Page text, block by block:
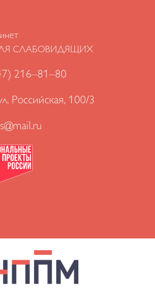
СЛАБОВИДЯЩИХ
216–81–80
Российская, 100/3